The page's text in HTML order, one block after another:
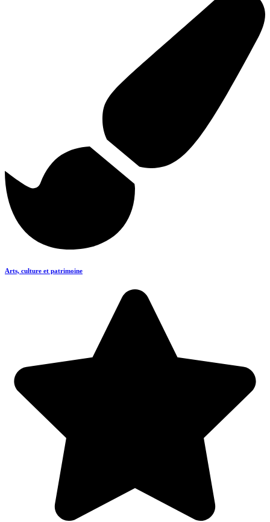
Arts, culture et patrimoine